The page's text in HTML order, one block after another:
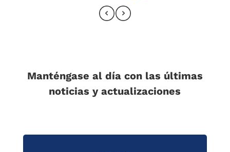
Manténgase al día con las últimas
noticias y actualizaciones